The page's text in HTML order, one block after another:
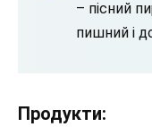
– пісний
пишний і
Продукти: